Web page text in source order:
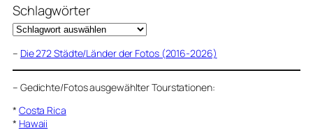
Schlagwörter
– Die 272 Städte/Länder der Fotos (2016-2026)
– Gedichte/Fotos ausgewählter Tourstationen:
* Costa Rica
* Hawaii